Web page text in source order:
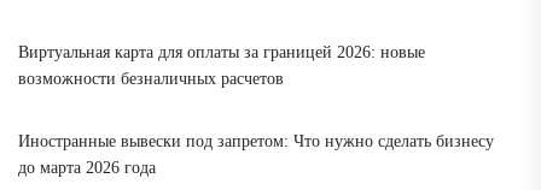
Виртуальная карта для оплаты за границей 2026: новые
возможности безналичных расчетов
Иностранные вывески под запретом: Что нужно сделать бизнесу
до марта 2026 года